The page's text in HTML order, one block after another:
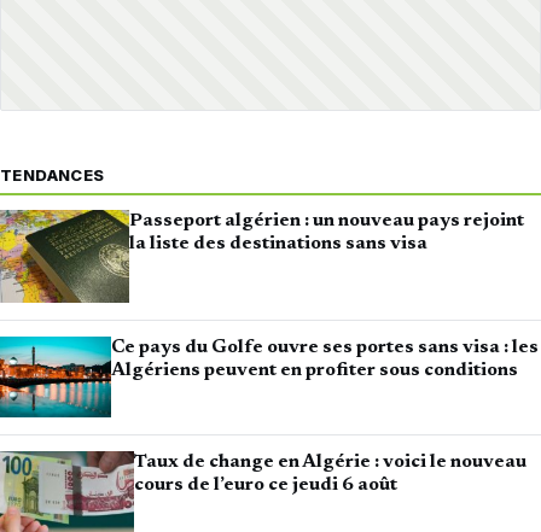
TENDANCES
Passeport algérien : un nouveau pays rejoint
la liste des destinations sans visa
Ce pays du Golfe ouvre ses portes sans visa : les
Algériens peuvent en profiter sous conditions
Taux de change en Algérie : voici le nouveau
cours de l’euro ce jeudi 6 août